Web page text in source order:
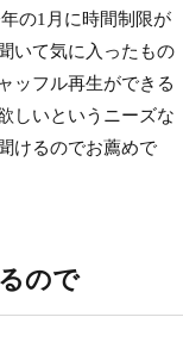
の1月に時間制限が
いて気に入ったもの
ッフル再生ができる
しいというニーズな
けるのでお薦めで
ので